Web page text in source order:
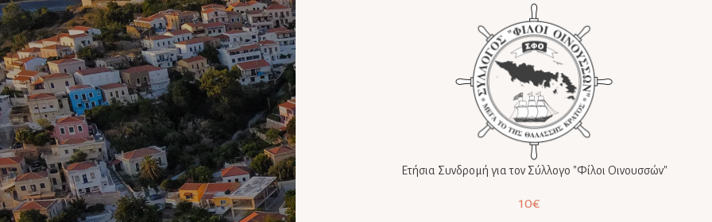
Ετήσια Συνδρομή για τον Σύλλογο "Φίλοι Οινουσσών"
10€